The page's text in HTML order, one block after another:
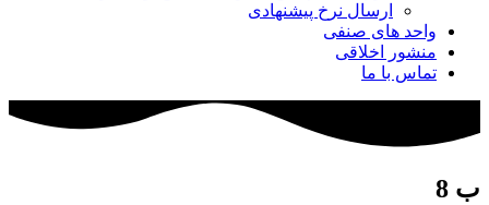
ارسال نرخ پیشنهادی
واحد های صنفی
منشور اخلاقی
تماس با ما
ب 8